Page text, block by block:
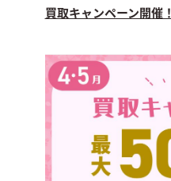
買取キャンペーン開催！